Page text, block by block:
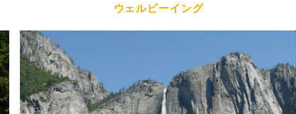
ウェルビーイング